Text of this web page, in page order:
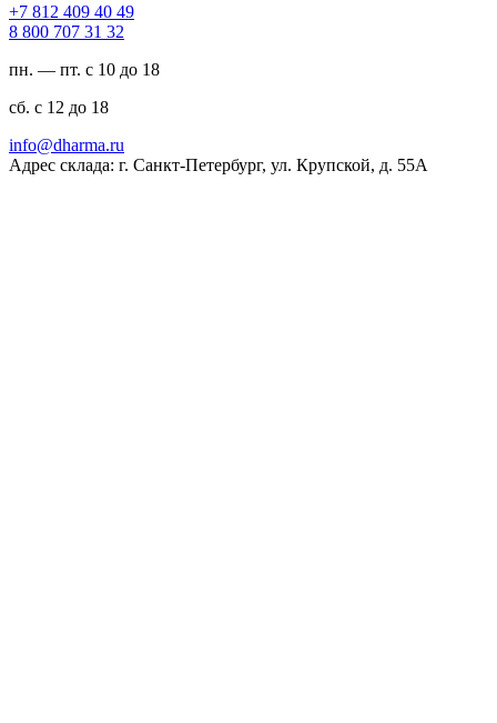
94 04 904 218 7+
23 13 707 008 8
пн. — пт. с 10 до 18
сб. с 12 до 18
ur.amrahd@ofni
Адрес склада: г. Санкт-Петербург, ул. Крупской, д. 55А